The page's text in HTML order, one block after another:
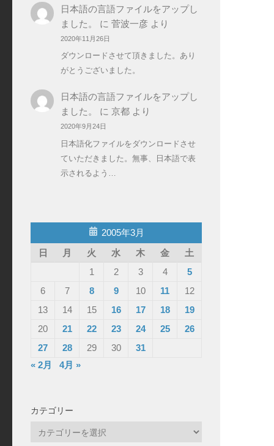
日本語の言語ファイルをアップし
ました。
に 菅波一彦より
2020年11月26日
ダウンロードさせて頂きました。あり
がとうございました。
日本語の言語ファイルをアップし
ました。
に 京都より
2020年9月24日
日本語化ファイルをダウンロードさせ
ていただきました。無事、日本語で表
示されるよう…
2005年3月
日
月 火 水 木 金
土
1
2 3 4
5
6
7 8 9 10 11
12
13
14 15 16 17 18
19
20
21 22 23 24 25
26
27
28 29 30
31
« 2月
4月 »
カテゴリー